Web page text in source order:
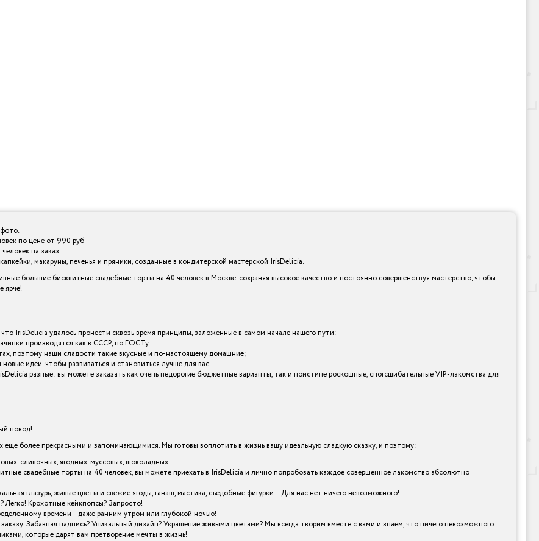
по цене от 990 руб
на заказ.
макаруны, печенья и пряники, созданные в кондитерской мастерской IrisDelicia.
большие бисквитные свадебные торты на 40 человек в Москве, сохраняя высокое качество и постоянно совершенствуя мастерство, чтобы
ярче!
IrisDelicia удалось пронести сквозь время принципы, заложенные в самом начале нашего пути:
производятся как в СССР, по ГОСТу.
поэтому наши сладости такие вкусные и по-настоящему домашние;
идеи, чтобы развиваться и становиться лучше для вас.
разные: вы можете заказать как очень недорогие бюджетные варианты, так и поистине роскошные, сногсшибательные VIP-лакомства для
повод!
более прекрасными и запоминающимися. Мы готовы воплотить в жизнь вашу идеальную сладкую сказку, и поэтому:
сливочных, ягодных, муссовых, шоколадных…
свадебные торты на 40 человек, вы можете приехать в IrisDelicia и лично попробовать каждое совершенное лакомство абсолютно
глазурь, живые цветы и свежие ягоды, ганаш, мастика, съедобные фигурки… Для нас нет ничего невозможного!
Крохотные кейкпопсы? Запросто!
времени – даже ранним утром или глубокой ночью!
Забавная надпись? Уникальный дизайн? Украшение живыми цветами? Мы всегда творим вместе с вами и знаем, что ничего невозможного
которые дарят вам претворение мечты в жизнь!